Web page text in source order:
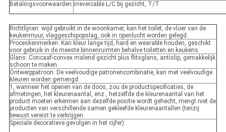
Betalingsvoorwaarden: irrevercable L/C bij gezicht, T/T
Richtlijnen: wijd gebruikt in de woonkamer, kan het toilet, de vloer van de
keukenmuur, vlaggeschipopslag, ook in openlucht worden gelegd.
Proceskenmerken: Kan kleur lange tijd, hard en wearable houden, geschikt
voor gebruik in de meeste binnenruimten behalve toiletten en keukens.
Glans: Concaaf-convex malend gezicht plus flitsglans, antislip, gemakkelijk
schoon te maken.
Ontwerppatroon: De veelvoudige patronencombinatie, kan met veelvoudige
kleuren worden gemengd.
1, wanneer het openen van de doos, zou de productspecificaties, de
afmetingen, het kleurenaantal, enz., hetzelfde die kleurenaantal van het
product moeten erkennen aan dezelfde positie wordt gehecht, mengt niet de
producten van verschillende samen gekleefde kleurenaantallen (tenzij
bewust vereist te verkrijgen
Speciale decoratieve gevolgen in het cijfer)